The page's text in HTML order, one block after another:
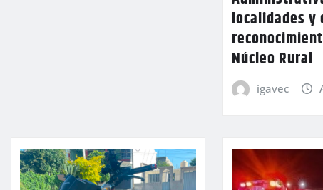
localidades y
Núcleo Rural
igavec